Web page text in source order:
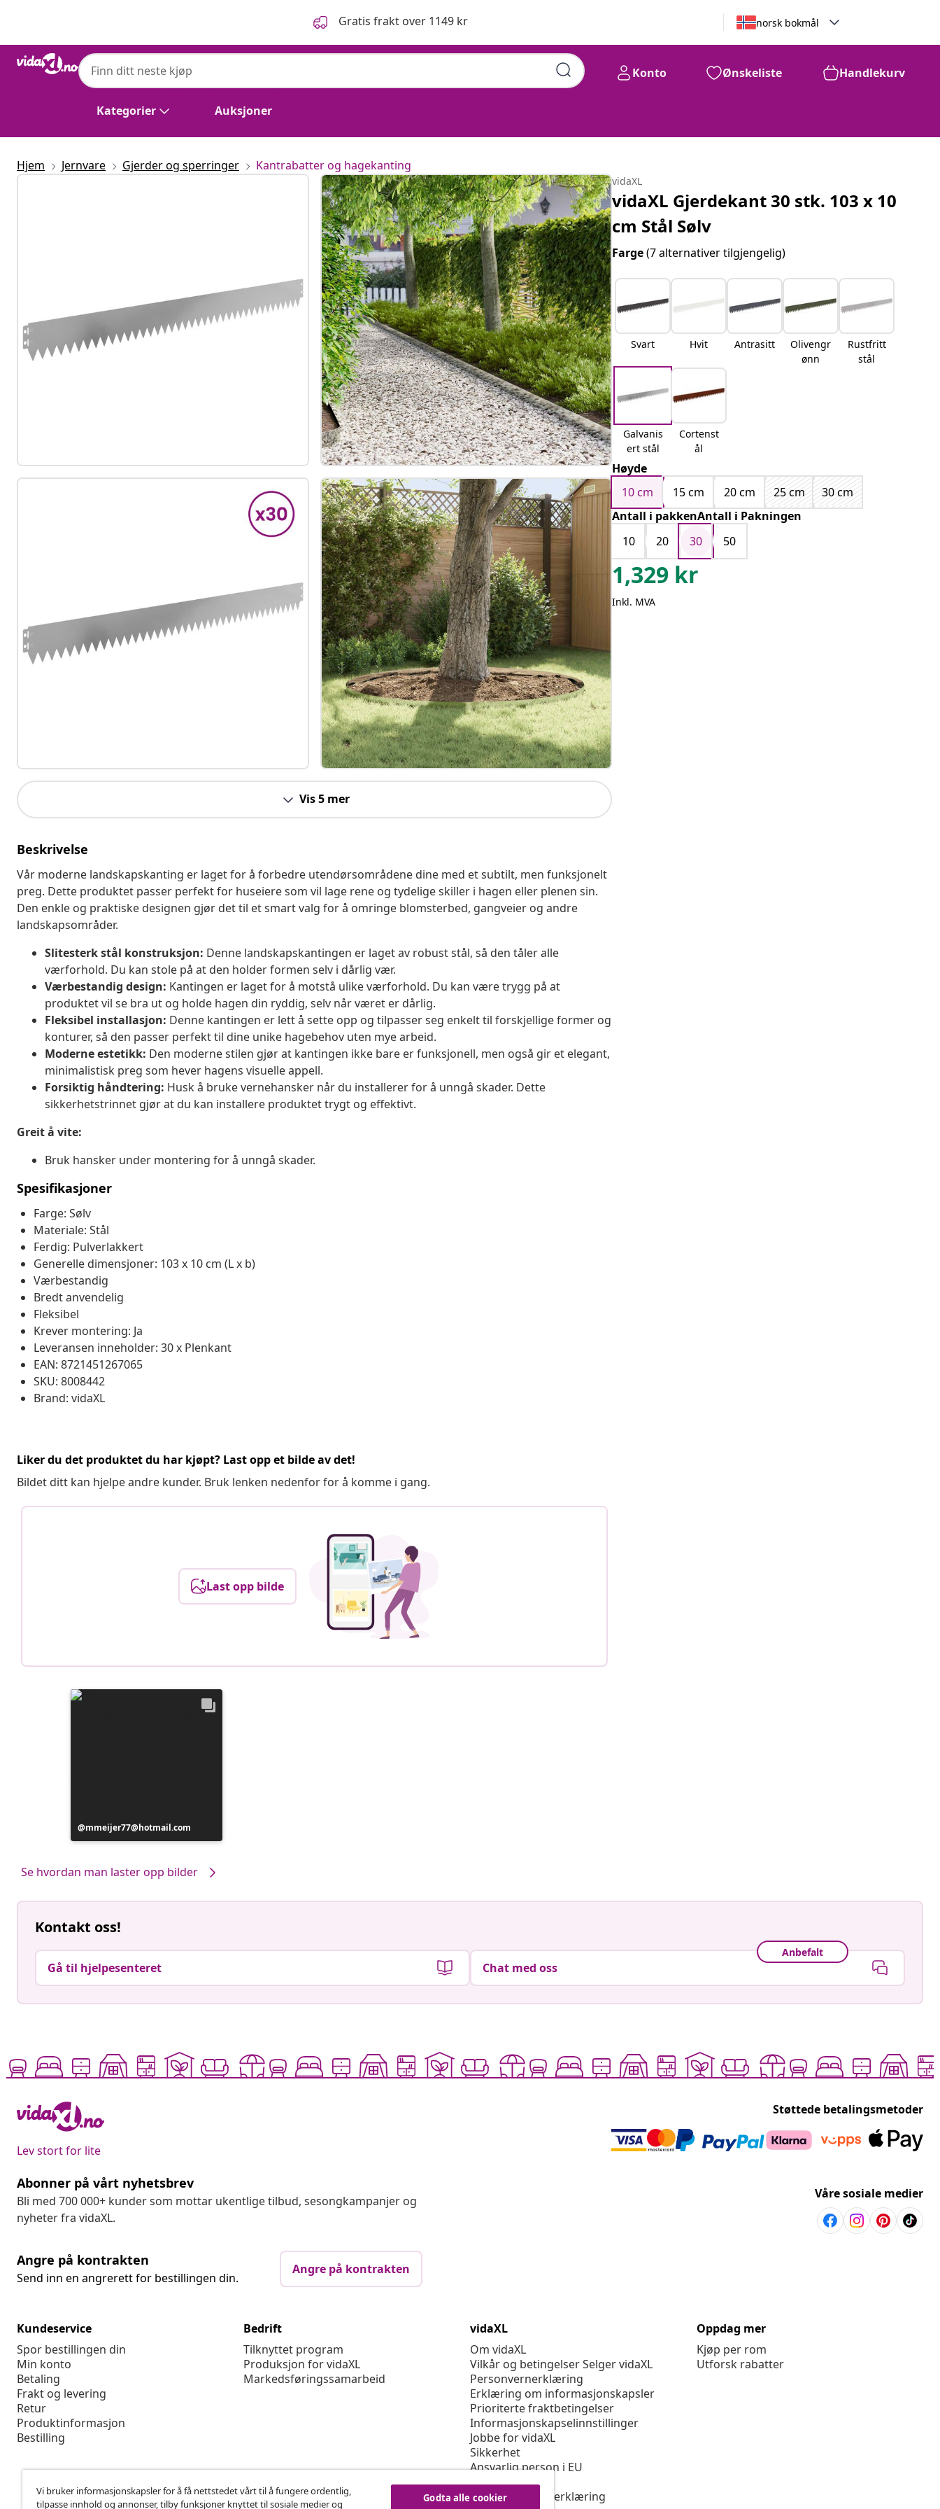
Gratis frakt over 1149 kr norsk bokmål
Kategorier Auksjoner
Konto Ønskeliste Handlekurv
Hjem Jernvare Gjerder og sperringer Kantrabatter og hagekanting
Vis 5 mer
Beskrivelse
Vår moderne landskapskanting er laget for å forbedre utendørsområdene dine med et subtilt, men funksjonelt
preg. Dette produktet passer perfekt for huseiere som vil lage rene og tydelige skiller i hagen eller plenen sin.
Den enkle og praktiske designen gjør det til et smart valg for å omringe blomsterbed, gangveier og andre
landskapsområder.
Slitesterk stål konstruksjon: Denne landskapskantingen er laget av robust stål, så den tåler alle
værforhold. Du kan stole på at den holder formen selv i dårlig vær.
Værbestandig design: Kantingen er laget for å motstå ulike værforhold. Du kan være trygg på at
produktet vil se bra ut og holde hagen din ryddig, selv når været er dårlig.
Fleksibel installasjon: Denne kantingen er lett å sette opp og tilpasser seg enkelt til forskjellige former og
konturer, så den passer perfekt til dine unike hagebehov uten mye arbeid.
Moderne estetikk: Den moderne stilen gjør at kantingen ikke bare er funksjonell, men også gir et elegant,
minimalistisk preg som hever hagens visuelle appell.
Forsiktig håndtering: Husk å bruke vernehansker når du installerer for å unngå skader. Dette
sikkerhetstrinnet gjør at du kan installere produktet trygt og effektivt.
Greit å vite:
Bruk hansker under montering for å unngå skader.
Spesifikasjoner
Farge: Sølv
Materiale: Stål
Ferdig: Pulverlakkert
Generelle dimensjoner: 103 x 10 cm (L x b)
Værbestandig
Bredt anvendelig
Fleksibel
Krever montering: Ja
Leveransen inneholder: 30 x Plenkant
EAN: 8721451267065
SKU: 8008442
Brand: vidaXL
Liker du det produktet du har kjøpt? Last opp et bilde av det!
Bildet ditt kan hjelpe andre kunder. Bruk lenken nedenfor for å komme i gang.
Last opp bilde
Innlegg
publisert
mmeijer77@hotmail.com
Se hvordan man laster opp bilder
vidaXL
vidaXL Gjerdekant 30 stk. 103 x 10
cm Stål Sølv
Farge(7 alternativer tilgjengelig)
Svart Hvit Antrasitt
Olivengr
ønn
Rustfritt
stål
Galvanis
ert stål
Cortenst
ål
Høyde
10 cm
15 cm 20 cm 25 cm
30 cm
Antall i pakkenAntall i Pakningen
10
20 30 50
1,329 kr
Inkl. MVA
Kontakt oss!
Gå til hjelpesenteret
Anbefalt
Chat med oss
Lev stort for lite
Støttede betalingsmetoder
Abonner på vårt nyhetsbrev
Bli med 700 000+ kunder som mottar ukentlige tilbud, sesongkampanjer og
nyheter fra vidaXL.
Våre sosiale medier
Angre på kontrakten
Send inn en angrerett for bestillingen din.
Angre på kontrakten
Kundeservice
Spor bestillingen din
Min konto
Betaling
Frakt og levering
Retur
Produktinformasjon
Bestilling
Bedrift
Tilknyttet program
Produksjon for vidaXL
Markedsføringssamarbeid
vidaXL
Om vidaXL
Vilkår og betingelser Selger vidaXL
Personvernerklæring
Erklæring om informasjonskapsler
Prioriterte fraktbetingelser
Informasjonskapselinnstillinger
Jobbe for vidaXL
Sikkerhet
Ansvarlig person i EU
Politikken EPR
Tilgjengelighetserklæring
Oppdag mer
Kjøp per rom
Utforsk rabatter
Vi bruker informasjonskapsler for å få nettstedet vårt til å fungere ordentlig,
tilpasse innhold og annonser, tilby funksjoner knyttet til sosiale medier og
Godta alle cookier